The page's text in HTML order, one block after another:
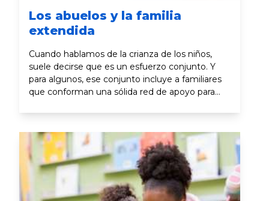
Los abuelos y la familia
extendida
Cuando hablamos de la crianza de los niños,
suele decirse que es un esfuerzo conjunto. Y
para algunos, ese conjunto incluye a familiares
que conforman una sólida red de apoyo para